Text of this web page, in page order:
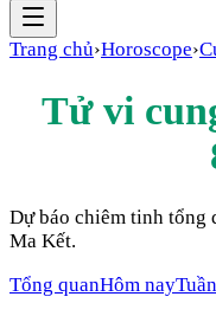
Trang chủ›Horoscope›
Tử vi
Dự báo chiêm tinh tổng
Ma Kết.
Tổng quanHôm nay